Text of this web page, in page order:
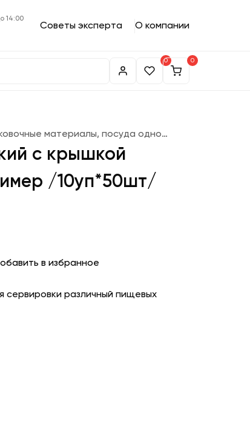
14:00
Советы эксперта О компании
0 0
Упаковочные материалы, посуда одноразовая
с крышкой
/10уп*50шт/
в избранное
сервировки различный пищевых